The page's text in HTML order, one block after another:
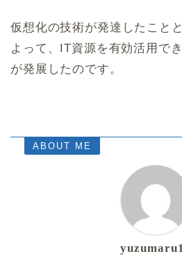
仮想化の技術が発達したこと
よって、IT資源を有効活用で
が発展したのです。
ABOUT ME